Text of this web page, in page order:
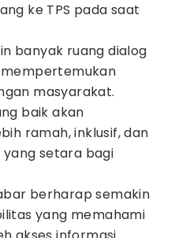
ke TPS pada saat
banyak ruang dialog
mempertemukan
masyarakat.
baik akan
ramah, inklusif, dan
setara bagi
berharap semakin
yang memahami